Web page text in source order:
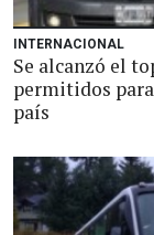
INTERNACIONAL
Se alcanzó el
permitidos
país